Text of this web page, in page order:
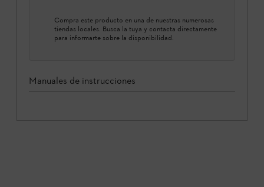
Compra este producto en una de nuestras numerosas
tiendas locales. Busca la tuya y contacta directamente
para informarte sobre la disponibilidad.
Manuales de instrucciones